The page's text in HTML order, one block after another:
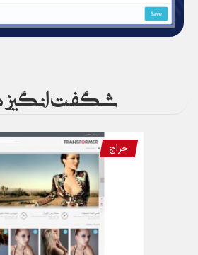
شگفت انگیز
حراج